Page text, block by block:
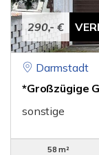
290,- €
Darmstadt
*Großzügige
sonstige
58 m²